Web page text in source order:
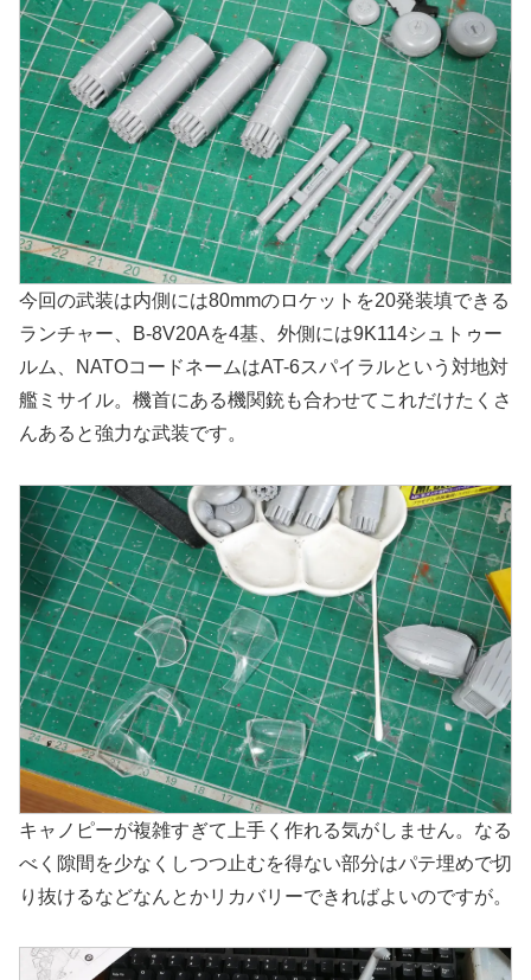
今回の武装は内側には80mmのロケットを20発装填できる
ランチャー、B-8V20Aを4基、外側には9K114シュトゥー
ルム、NATOコードネームはAT-6スパイラルという対地対
艦ミサイル。機首にある機関銃も合わせてこれだけたくさ
んあると強力な武装です。
キャノピーが複雑すぎて上手く作れる気がしません。なる
べく隙間を少なくしつつ止むを得ない部分はパテ埋めで切
り抜けるなどなんとかリカバリーできればよいのですが。